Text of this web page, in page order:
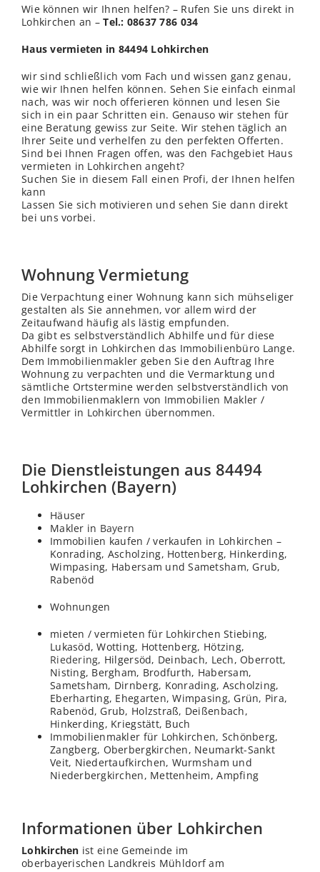
Wie können wir Ihnen helfen? – Rufen Sie uns direkt in
Lohkirchen an –Tel.: 08637 786 034
Haus vermieten in 84494 Lohkirchen
wir sind schließlich vom Fach und wissen ganz genau,
wie wir Ihnen helfen können. Sehen Sie einfach einmal
nach, was wir noch offerieren können und lesen Sie
sich in ein paar Schritten ein. Genauso wir stehen für
eine Beratung gewiss zur Seite. Wir stehen täglich an
Ihrer Seite und verhelfen zu den perfekten Offerten.
Sind bei Ihnen Fragen offen, was den Fachgebiet Haus
vermieten in Lohkirchen angeht?
Suchen Sie in diesem Fall einen Profi, der Ihnen helfen
kann
Lassen Sie sich motivieren und sehen Sie dann direkt
bei uns vorbei.
Wohnung Vermietung
Die Verpachtung einer Wohnung kann sich mühseliger
gestalten als Sie annehmen, vor allem wird der
Zeitaufwand häufig als lästig empfunden.
Da gibt es selbstverständlich Abhilfe und für diese
Abhilfe sorgt in Lohkirchen das Immobilienbüro Lange.
Dem Immobilienmakler geben Sie den Auftrag Ihre
Wohnung zu verpachten und die Vermarktung und
sämtliche Ortstermine werden selbstverständlich von
den Immobilienmaklern von Immobilien Makler /
Vermittler in Lohkirchen übernommen.
Die Dienstleistungen aus 84494
Lohkirchen (Bayern)
Häuser
Makler in Bayern
Immobilien kaufen / verkaufen in Lohkirchen –
Konrading, Ascholzing, Hottenberg, Hinkerding,
Wimpasing, Habersam und Sametsham, Grub,
Rabenöd
Wohnungen
mieten / vermieten für Lohkirchen Stiebing,
Lukasöd, Wotting, Hottenberg, Hötzing,
Riedering, Hilgersöd, Deinbach, Lech, Oberrott,
Nisting, Bergham, Brodfurth, Habersam,
Sametsham, Dirnberg, Konrading, Ascholzing,
Eberharting, Ehegarten, Wimpasing, Grün, Pira,
Rabenöd, Grub, Holzstraß, Deißenbach,
Hinkerding, Kriegstätt, Buch
Immobilienmakler für Lohkirchen, Schönberg,
Zangberg, Oberbergkirchen, Neumarkt-Sankt
Veit, Niedertaufkirchen, Wurmsham und
Niederbergkirchen, Mettenheim, Ampfing
Informationen über Lohkirchen
Lohkirchen ist eine Gemeinde im
oberbayerischen Landkreis Mühldorf am